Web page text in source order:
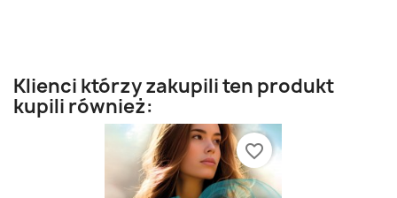
Klienci którzy zakupili ten produkt
kupili również:
favorite_border